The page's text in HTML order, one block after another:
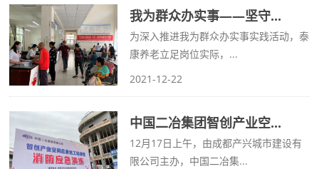
我为群众办实事——坚守...
为深入推进我为群众办实事实践活动，泰
康养老立足岗位实际，...
2021-12-22
中国二冶集团智创产业空...
12月17日上午，由成都产兴城市建设有
限公司主办，中国二冶集...